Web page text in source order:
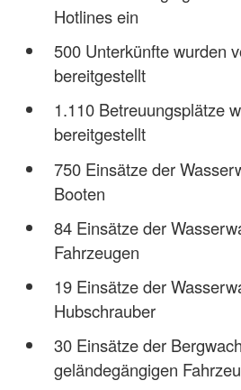
Hotlines ein
500 Unterkünfte wurden
bereitgestellt
1.110 Betreuungsplätze
bereitgestellt
750 Einsätze der
Booten
84 Einsätze der
Fahrzeugen
19 Einsätze der
Hubschrauber
30 Einsätze der
geländegängigen